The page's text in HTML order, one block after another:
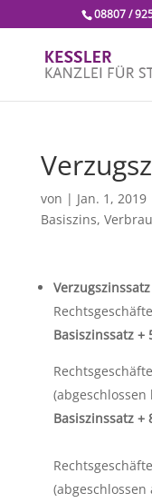
08807 /
von | Jan. 1, 2019
Basiszins,
Basiszinssatz +
(abgeschlossen
Basiszinssatz +
(abgeschlossen